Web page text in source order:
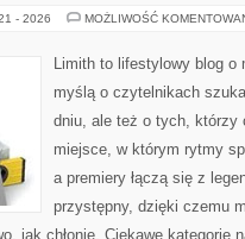
- 2026 MOŻLIWOŚĆ
Limith to lifestylowy blog o
myślą o czytelnikach
dniu, ale też o tych, którzy
miejsce, w którym rytmy
a premiery łączą się z
przystępny, dzięki czemu
jak chłonie. Ciekawe kategorie